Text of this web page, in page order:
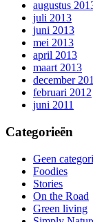
augustus
juli 2013
juni 2013
mei 2013
april 2013
maart 2013
december
februari 2012
juni 2011
Categorieën
Geen
Foodies
Stories
On the Road
Green living